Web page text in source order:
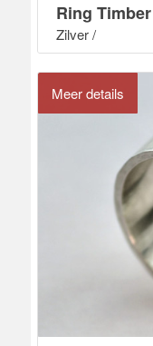
Ring Timber
Zilver /
Meer details